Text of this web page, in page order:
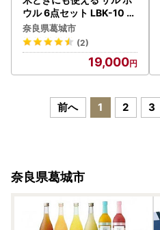
ウル 6点セット LBK-10 グ
リーン ／ キッチン用品 調
理器具 耐熱 重ねて収納 コ
ンパクト ライクイット lik
e-it 奈良県 葛城市【like0
21-1A】
奈良県葛城市
(2)
19,000
前へ 1 2 3
奈良県葛城市